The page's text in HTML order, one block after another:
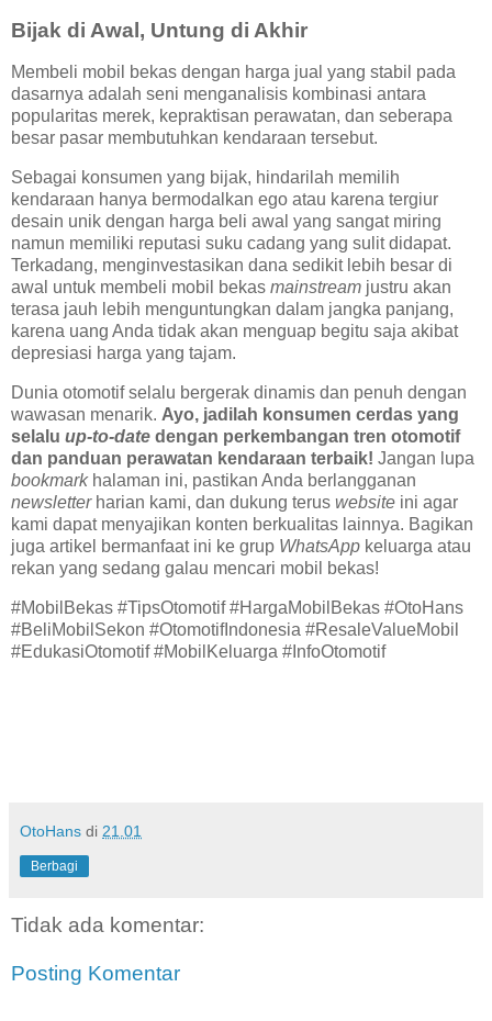
Bijak di Awal, Untung di Akhir
Membeli mobil bekas dengan harga jual yang stabil pada
dasarnya adalah seni menganalisis kombinasi antara
popularitas merek, kepraktisan perawatan, dan seberapa
besar pasar membutuhkan kendaraan tersebut.
Sebagai konsumen yang bijak, hindarilah memilih
kendaraan hanya bermodalkan ego atau karena tergiur
desain unik dengan harga beli awal yang sangat miring
namun memiliki reputasi suku cadang yang sulit didapat.
Terkadang, menginvestasikan dana sedikit lebih besar di
awal untuk membeli mobil bekas mainstream justru akan
terasa jauh lebih menguntungkan dalam jangka panjang,
karena uang Anda tidak akan menguap begitu saja akibat
depresiasi harga yang tajam.
Dunia otomotif selalu bergerak dinamis dan penuh dengan
wawasan menarik. Ayo, jadilah konsumen cerdas yang
selalu up-to-date dengan perkembangan tren otomotif
dan panduan perawatan kendaraan terbaik! Jangan lupa
bookmarkhalaman ini, pastikan Anda berlangganan
newsletterharian kami, dan dukung terus website ini agar
kami dapat menyajikan konten berkualitas lainnya. Bagikan
juga artikel bermanfaat ini ke grup WhatsApp keluarga atau
rekan yang sedang galau mencari mobil bekas!
#MobilBekas #TipsOtomotif #HargaMobilBekas #OtoHans
#BeliMobilSekon #OtomotifIndonesia #ResaleValueMobil
#EdukasiOtomotif #MobilKeluarga #InfoOtomotif
OtoHans di 21.01
Berbagi
Tidak ada komentar:
Posting Komentar